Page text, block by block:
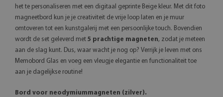
het te personaliseren met een digitaal geprinte Beige kleur. Met dit foto
magneetbord kun je je creativiteit de vrije loop laten en je muur
omtoveren tot een kunstgalerij met een persoonlijke touch. Bovendien
wordt de set geleverd met 5 prachtige magneten, zodat je meteen
aan de slag kunt. Dus, waar wacht je nog op? Verrijk je leven met ons
Memobord Glas en voeg een vleugje elegantie en functionaliteit toe
aan je dagelijkse routine!
Bord voor neodymiummagneten (zilver).